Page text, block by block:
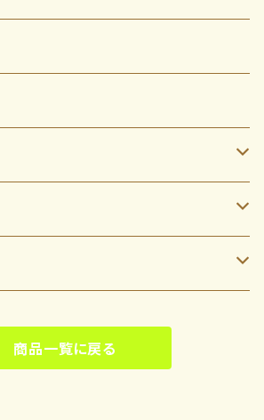
商品一覧に戻る